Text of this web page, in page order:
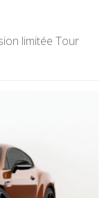
limitée Tour